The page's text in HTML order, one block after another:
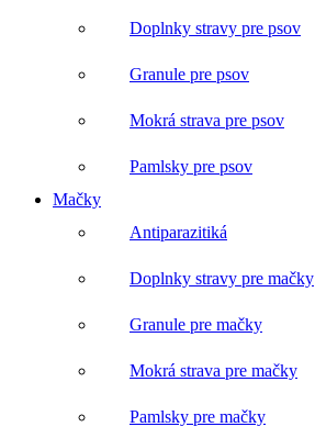
Doplnky stravy pre psov
Granule pre psov
Mokrá strava pre psov
Pamlsky pre psov
Mačky
Antiparazitiká
Doplnky stravy pre mačky
Granule pre mačky
Mokrá strava pre mačky
Pamlsky pre mačky